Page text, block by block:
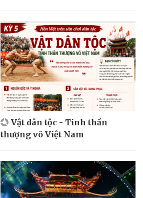
Vật dân tộc - Tinh thần
thượng võ Việt Nam